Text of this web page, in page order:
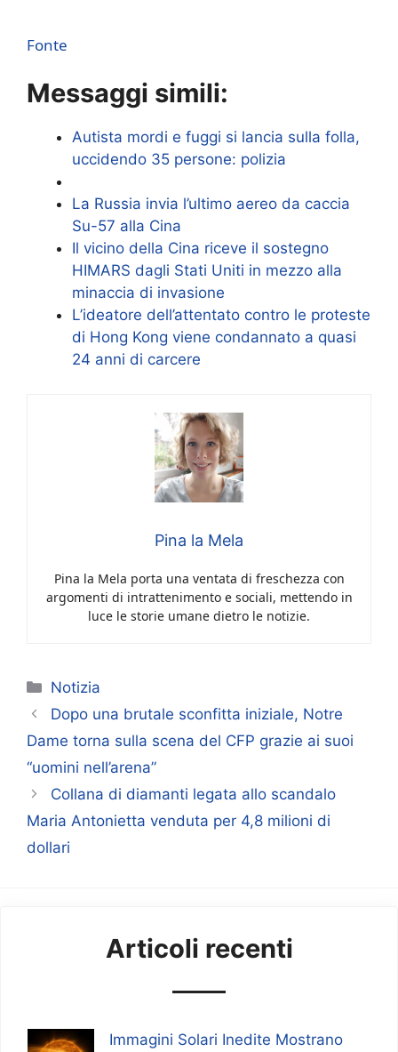
Fonte
Messaggi simili:
Autista mordi e fuggi si lancia sulla folla,
uccidendo 35 persone: polizia
La Russia invia l’ultimo aereo da caccia
Su-57 alla Cina
Il vicino della Cina riceve il sostegno
HIMARS dagli Stati Uniti in mezzo alla
minaccia di invasione
L’ideatore dell’attentato contro le proteste
di Hong Kong viene condannato a quasi
24 anni di carcere
Pina la Mela
Pina la Mela porta una ventata di freschezza con
argomenti di intrattenimento e sociali, mettendo in
luce le storie umane dietro le notizie.
Categorie
Notizia
Dopo una brutale sconfitta iniziale, Notre
Dame torna sulla scena del CFP grazie ai suoi
“uomini nell’arena”
Collana di diamanti legata allo scandalo
Maria Antonietta venduta per 4,8 milioni di
dollari
Articoli recenti
Immagini Solari Inedite Mostrano